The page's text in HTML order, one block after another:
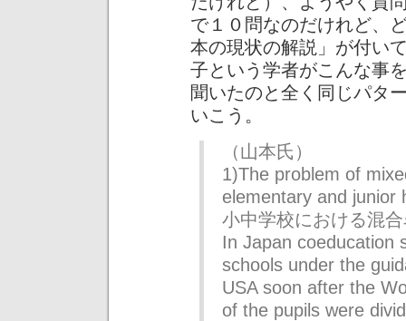
で１０問なのだけれど、
本の現状の解説」が付い
子という学者がこんな事
聞いたのと全く同じパタ
いこう。
（山本氏）
1)The problem of
elementary and junior
小中学校における混
In Japan coeducation
schools under the
USA soon after the
of the pupils were